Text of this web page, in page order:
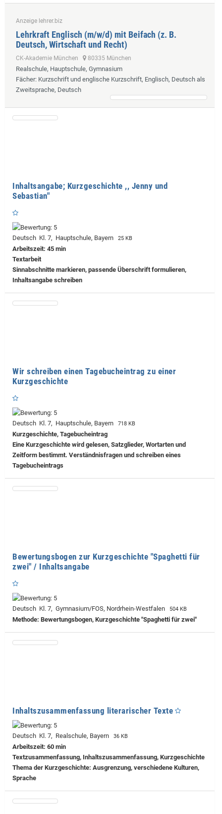
Anzeige lehrer.biz
Lehrkraft Englisch (m/w/d) mit Beifach (z. B.
Deutsch, Wirtschaft und Recht)
CK-Akademie München 80335 München
Realschule, Hauptschule, Gymnasium
Fächer: Kurzschrift und englische Kurzschrift, Englisch, Deutsch als
Zweitsprache, Deutsch
Inhaltsangabe; Kurzgeschichte ,, Jenny und
Sebastian"
Deutsch Kl. 7, Hauptschule, Bayern 25 KB
Arbeitszeit: 45 min
Textarbeit
Sinnabschnitte markieren, passende Überschrift formulieren,
Inhaltsangabe schreiben
Wir schreiben einen Tagebucheintrag zu einer
Kurzgeschichte
Deutsch Kl. 7, Hauptschule, Bayern 718 KB
Kurzgeschichte, Tagebucheintrag
Eine Kurzgeschichte wird gelesen, Satzglieder, Wortarten und
Zeitform bestimmt. Verständnisfragen und schreiben eines
Tagebucheintrags
Bewertungsbogen zur Kurzgeschichte "Spaghetti für
zwei" / Inhaltsangabe
Deutsch Kl. 7, Gymnasium/FOS, Nordrhein-Westfalen 504 KB
Methode: Bewertungsbogen, Kurzgeschichte "Spaghetti für zwei"
Inhaltszusammenfassung literarischer Texte
Deutsch Kl. 7, Realschule, Bayern 36 KB
Arbeitszeit: 60 min
Textzusammenfassung, Inhaltszusammenfassung, Kurzgeschichte
Thema der Kurzgeschichte: Ausgrenzung, verschiedene Kulturen,
Sprache